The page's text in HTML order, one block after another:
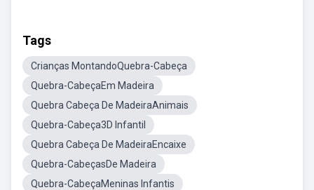
Tags
Crianças MontandoQuebra-Cabeça
Quebra-CabeçaEm Madeira
Quebra Cabeça De MadeiraAnimais
Quebra-Cabeça3D Infantil
Quebra Cabeça De MadeiraEncaixe
Quebra-CabeçasDe Madeira
Quebra-CabeçaMeninas Infantis